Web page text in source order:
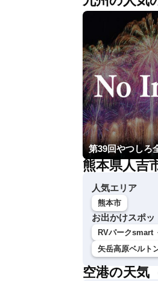
第39回やつしろ
熊本県人吉
人気エリア
熊本市
お出かけスポッ
RVパークsmart
矢岳高原ベルト
空港の天気